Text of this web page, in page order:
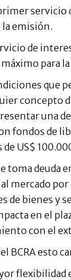
servicio
la emisión.
de
para
que
concepto
una
fondos de
US$
toma deuda
mercado por
de bienes y
en el
con el
BCRA esto
flexibilidad